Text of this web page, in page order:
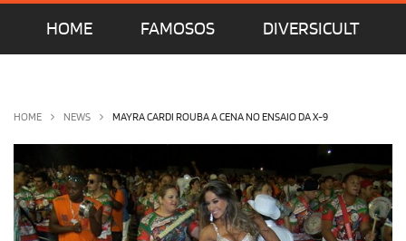
HOME FAMOSOS DIVERSICULT
OLHA ISSO! EU QUERO!
HOME NEWS MAYRA CARDI ROUBA A CENA NO ENSAIO DA X-9